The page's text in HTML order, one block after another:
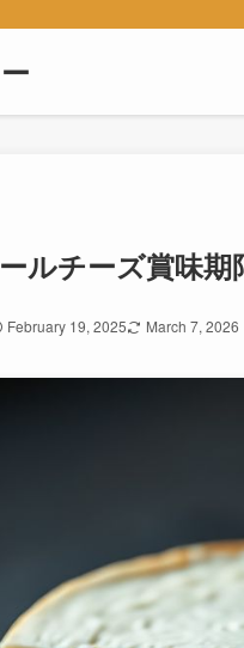
ルチーズ賞味
February 19, 2025 March 7, 2026